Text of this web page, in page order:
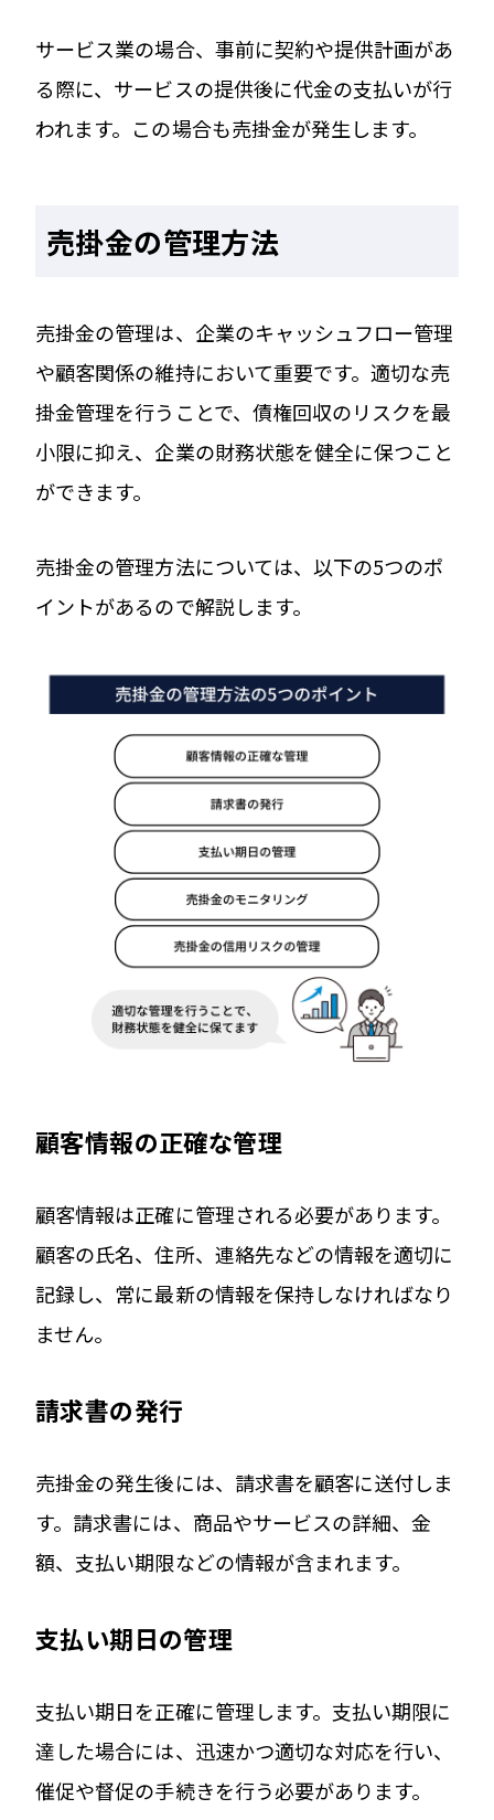
サービス業の場合、事前に契約や提供計画があ
る際に、サービスの提供後に代金の支払いが行
われます。この場合も売掛金が発生します。
売掛金の管理方法
売掛金の管理は、企業のキャッシュフロー管理
や顧客関係の維持において重要です。適切な売
掛金管理を行うことで、債権回収のリスクを最
小限に抑え、企業の財務状態を健全に保つこと
ができます。
売掛金の管理方法については、以下の5つのポ
イントがあるので解説します。
顧客情報の正確な管理
顧客情報は正確に管理される必要があります。
顧客の氏名、住所、連絡先などの情報を適切に
記録し、常に最新の情報を保持しなければなり
ません。
請求書の発行
売掛金の発生後には、請求書を顧客に送付しま
す。請求書には、商品やサービスの詳細、金
額、支払い期限などの情報が含まれます。
支払い期日の管理
支払い期日を正確に管理します。支払い期限に
達した場合には、迅速かつ適切な対応を行い、
催促や督促の手続きを行う必要があります。